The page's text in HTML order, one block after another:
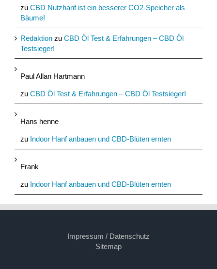
zu CBD Nutzhanf ist ein besserer CO2-Speicher als
Bäume!
Redaktion zu CBD Öl Test & Erfahrungen – CBD Öl
Testsieger!
Paul Allan Hartmann
zu CBD Öl Test & Erfahrungen – CBD Öl Testsieger!
Hans henne
zu Indoor Hanf anbauen und CBD-Blüten ernten
Frank
zu Indoor Hanf anbauen und CBD-Blüten ernten
Impressum / Datenschutz
Sitemap